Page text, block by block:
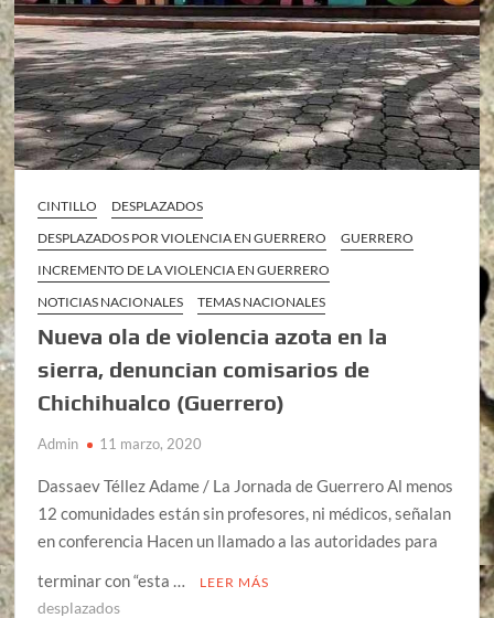
CINTILLO
DESPLAZADOS
DESPLAZADOS POR VIOLENCIA EN GUERRERO
GUERRERO
INCREMENTO DE LA VIOLENCIA EN GUERRERO
NOTICIAS NACIONALES
TEMAS NACIONALES
Nueva ola de violencia azota en la
sierra, denuncian comisarios de
Chichihualco (Guerrero)
Admin 11 marzo, 2020
Dassaev Téllez Adame / La Jornada de Guerrero Al menos
12 comunidades están sin profesores, ni médicos, señalan
en conferencia Hacen un llamado a las autoridades para
terminar con “esta …
LEER MÁS
desplazados